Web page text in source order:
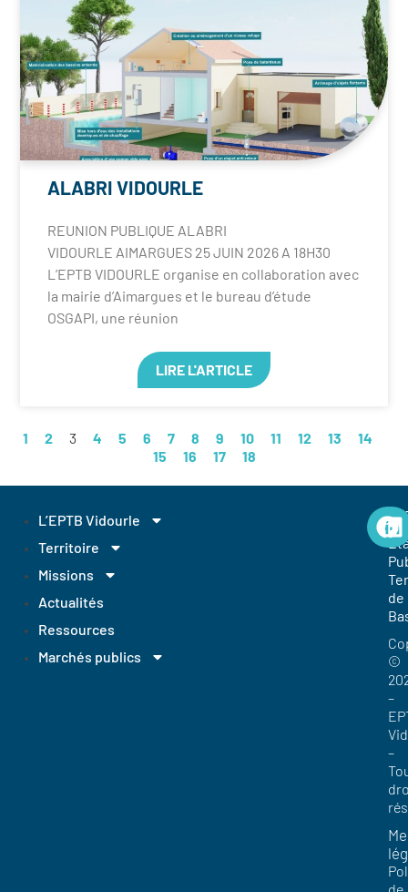
ALABRI VIDOURLE
REUNION PUBLIQUE ALABRI
VIDOURLE AIMARGUES 25 JUIN 2026 A 18H30
L’EPTB VIDOURLE organise en collaboration avec
la mairie d’Aimargues et le bureau d’étude
OSGAPI, une réunion
LIRE L'ARTICLE
1 2 3 4 5 6 7 8 9 10 11 12 13
14
15
16 17 18
L’EPTB Vidourle
Territoire
Missions
Actualités
Ressources
Marchés publics
de
©
–
–
de